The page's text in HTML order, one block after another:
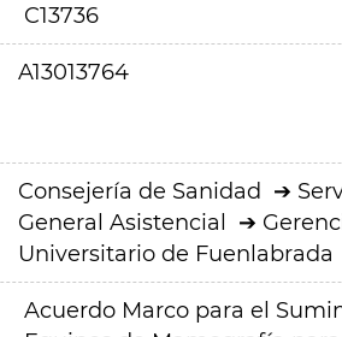
C13736
A13013764
Consejería de Sanidad
General Asistencial
Universitario de Fuenlabrada
Acuerdo Marco para el